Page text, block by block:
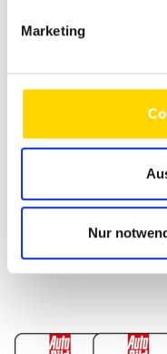
Marketing
Nur